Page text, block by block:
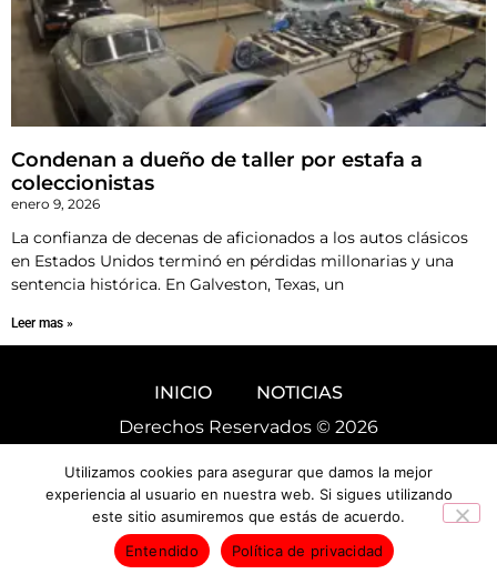
Condenan a dueño de taller por estafa a
coleccionistas
enero 9, 2026
La confianza de decenas de aficionados a los autos clásicos
en Estados Unidos terminó en pérdidas millonarias y una
sentencia histórica. En Galveston, Texas, un
Leer mas »
INICIO
NOTICIAS
Derechos Reservados © 2026
Utilizamos cookies para asegurar que damos la mejor
experiencia al usuario en nuestra web. Si sigues utilizando
este sitio asumiremos que estás de acuerdo.
Entendido
Política de privacidad